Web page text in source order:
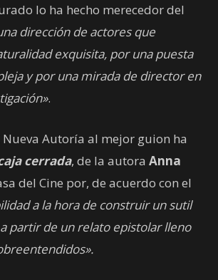
lo ha hecho merecedor del
dirección de actores que
exquisita, por una puesta
y por una mirada de director en
.
Nueva Autoría al mejor guion ha
cerrada, de la autora Anna
del Cine por, de acuerdo con el
a la hora de construir un sutil
partir de un relato epistolar lleno